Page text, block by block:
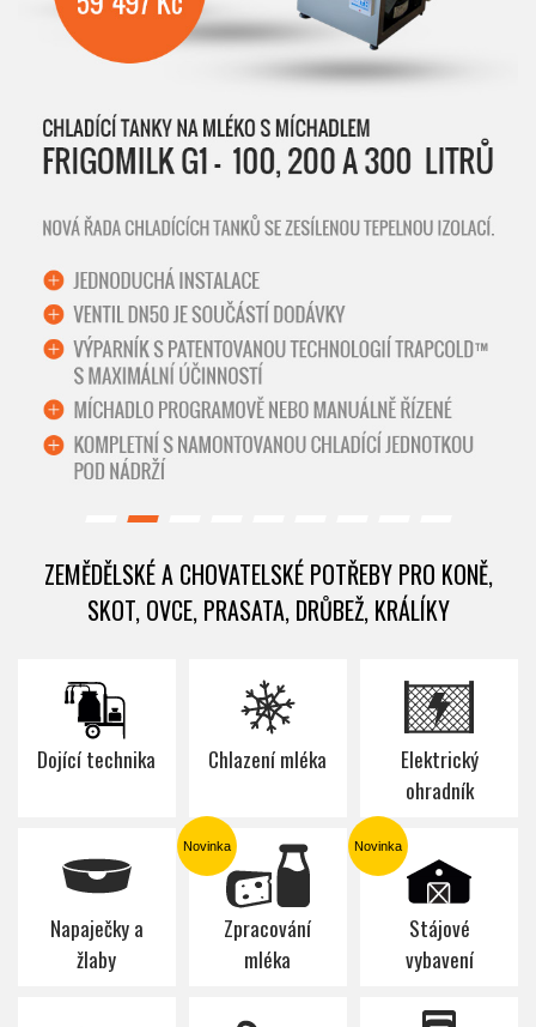
ZEMĚDĚLSKÉ A CHOVATELSKÉ POTŘEBY PRO KONĚ,
SKOT, OVCE, PRASATA, DRŮBEŽ, KRÁLÍKY
Dojící technika Chlazení mléka
Elektrický
ohradník
Napaječky a
žlaby
Zpracování
mléka
Novinka
Stájové
vybavení
Novinka